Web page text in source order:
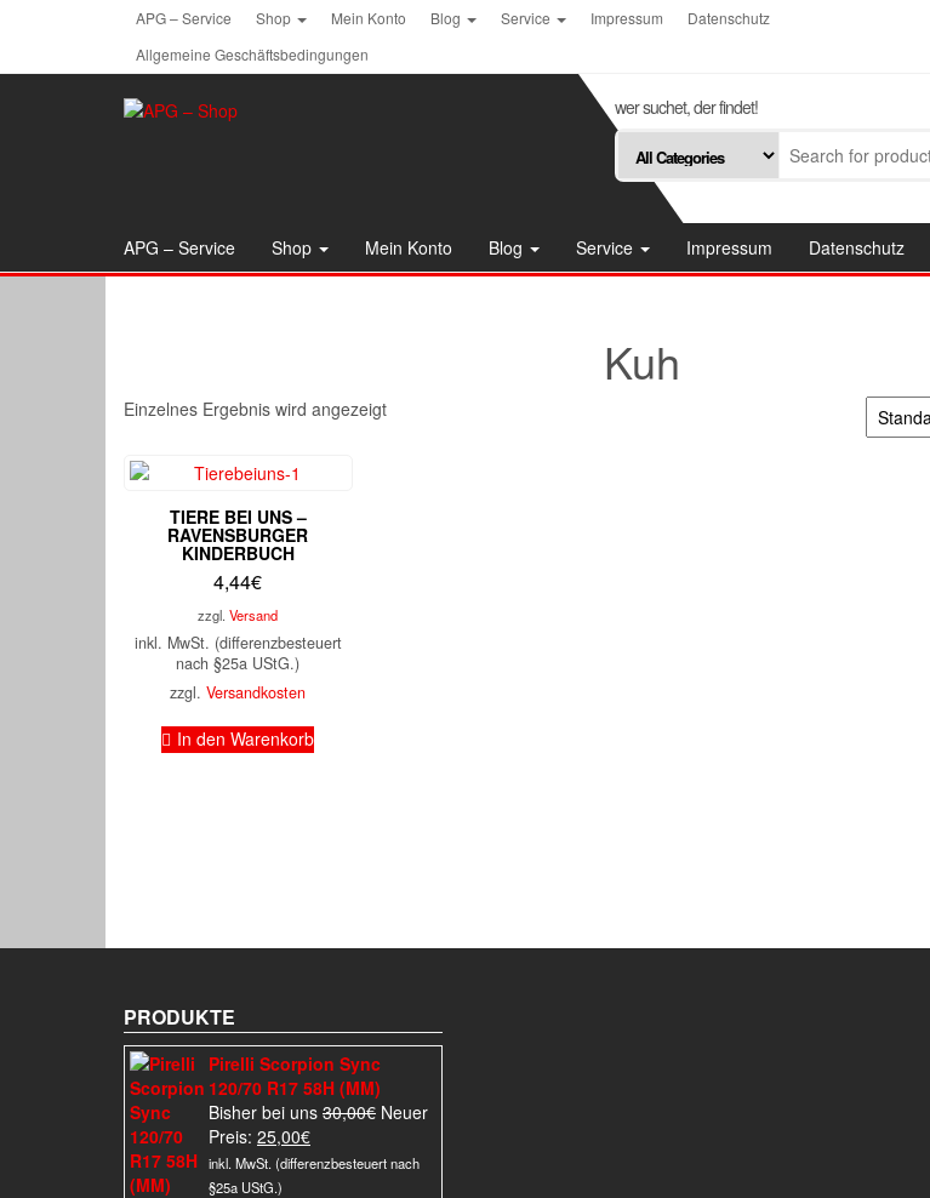
APG – Service Shop Mein Konto Blog Service Impressum
Datenschutz
Allgemeine Geschäftsbedingungen
wer suchet, der findet!
APG – Service Shop Mein Konto Blog Service Impressum Datenschutz
Kuh
Einzelnes Ergebnis wird angezeigt
TIERE BEI UNS –
RAVENSBURGER
KINDERBUCH
4,44€
zzgl.Versand
inkl. MwSt. (differenzbesteuert
nach §25a UStG.)
zzgl.Versandkosten
In den Warenkorb
PRODUKTE
Pirelli Scorpion Sync
120/70 R17 58H (MM)
Bisher bei uns 30,00€ Ursprünglicher
war:
Neuer
Preis: 25,00€Aktueller
Preis
inkl. MwSt. (differenzbesteuert nach
§25a UStG.)